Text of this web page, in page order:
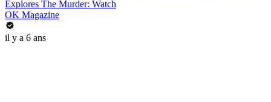
Explores The Murder: Watch
OK Magazine
il y a 6 ans